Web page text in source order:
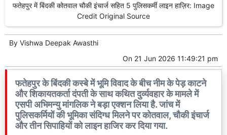
फतेहपुर में बिंदकी कोतवाल चौकी इंचार्ज सहित 5 पुलिसकर्मी लाइन हाज़िर: Image
Credit Original Source
By Vishwa Deepak Awasthi
On 21 Jun 2026 11:49:21 pm
फतेहपुर के बिंदकी कस्बे में भूमि विवाद के बीच नीम के पेड़ काटने
और शिकायतकर्ता दंपती के साथ कथित दुर्व्यवहार के मामले में
एसपी अभिमन्यु मांगलिक ने बड़ा एक्शन लिया है. जांच में
पुलिसकर्मियों की भूमिका संदिग्ध मिलने पर कोतवाल, चौकी इंचार्ज
और तीन सिपाहियों को लाइन हाजिर कर दिया गया.